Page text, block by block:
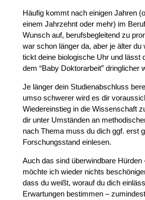
Häufig kommt nach einigen Jahren
einem Jahrzehnt oder mehr) im
Wunsch auf, berufsbegleitend zu
war schon länger da, aber je älter
tickt deine biologische Uhr und lässt
dem “Baby Doktorarbeit” dringlicher
Je länger dein Studienabschluss
umso schwerer wird es dir
Wiedereinstieg in die Wissenschaft
dir unter Umständen an
nach Thema muss du dich ggf. erst
Forschungsstand einlesen.
Auch das sind überwindbare Hürden
möchte ich wieder nichts
dass du weißt, worauf du dich
Erwartungen bestimmen –